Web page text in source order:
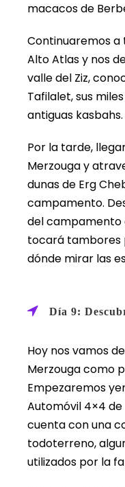
macacos de
Continuaremos a
Alto Atlas y nos
valle del Ziz,
Tafilalet, sus
antiguas kasbahs.
Por la tarde,
Merzouga y
dunas de Erg
campamento.
del campamento
tocará tambores
dónde mirar las
Día 9:
Hoy nos vamos
Merzouga como
Empezaremos
Automóvil 4×4 de
cuenta con una
todoterreno,
utilizados por la